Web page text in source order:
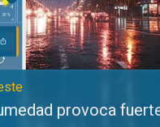
provoca